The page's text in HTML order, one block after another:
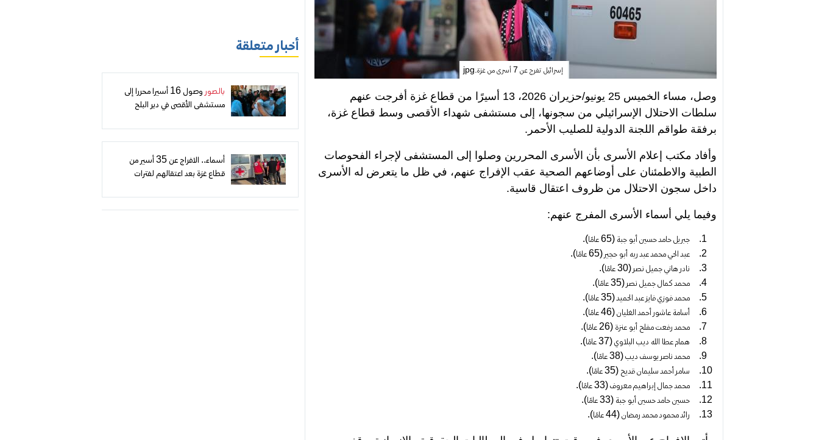
إسرائيل تفرج عن 7 أسرى من غزة.jpg
وصل، مساء الخميس 25 يونيو/حزيران 2026، 13 أسيرًا من قطاع غزة أفرجت عنهم
سلطات الاحتلال الإسرائيلي من سجونها، إلى مستشفى شهداء الأقصى وسط قطاع غزة،
برفقة طواقم اللجنة الدولية للصليب الأحمر.
وأفاد مكتب إعلام الأسرى بأن الأسرى المحررين وصلوا إلى المستشفى لإجراء الفحوصات
الطبية والاطمئنان على أوضاعهم الصحية عقب الإفراج عنهم، في ظل ما يتعرض له الأسرى
داخل سجون الاحتلال من ظروف اعتقال قاسية.
وفيما يلي أسماء الأسرى المفرج عنهم:
جبريل حامد حسين أبو جبة (65 عامًا).
عبد الحي محمد عبد ربه أبو حجير (65 عامًا).
نادر هاني جميل نصر (30 عامًا).
محمد كمال جميل نصر (35 عامًا).
محمد فوزي فايز عبد الحميد (35 عامًا).
أسامة عاشور أحمد الغليان (46 عامًا).
محمد رفعت مفلح أبو عنزة (26 عامًا).
همام عطا الله ديب البلاوي (37 عامًا).
محمد ناصر يوسف ديب (38 عامًا).
سامر أحمد سليمان قديح (35 عامًا).
محمد جمال إبراهيم معروف (33 عامًا).
حسين حامد حسين أبو جبة (33 عامًا).
رائد محمود محمد رمضان (44 عامًا).
أخبار متعلقة
بالصور
وصول 16 أسيرا محررا إلى
مستشفى الأقصى في دير البلح
أسماء.. الافراج عن 35 أسير من
قطاع غزة بعد اعتقالهم لفترات